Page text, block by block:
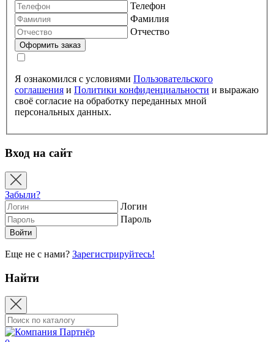
Телефон
Фамилия
Отчество
Я ознакомился с условиями Пользовательского
соглашения и Политики конфиденциальности и выражаю
своё согласие на обработку переданных мной
персональных данных.
Вход на сайт
Забыли?
Логин
Пароль
Еще не с нами? Зарегистрируйтесь!
Найти